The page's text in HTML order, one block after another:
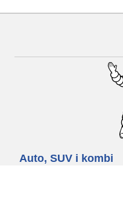
Auto, SUV i kombi